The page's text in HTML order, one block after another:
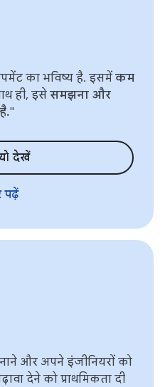
का भविष्य है. इसमें कम
ही, इसेसमझना और
"
देखें
पढ़ें
और अपने इंजीनियरों को
देने को प्राथमिकता दी